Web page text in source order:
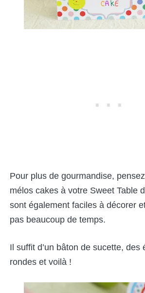
Pour plus de gourmandise,
mélos cakes à votre Sweet Table
sont également faciles à décorer
pas beaucoup de temps.
Il suffit d’un bâton de sucette, des
rondes et voilà !